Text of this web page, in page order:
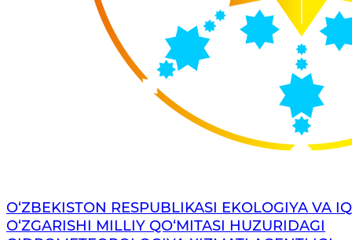
O‘ZBEKISTON RESPUBLIKASI EKOLOGIYA VA
O‘ZGARISHI MILLIY QO‘MITASI HUZURIDAGI